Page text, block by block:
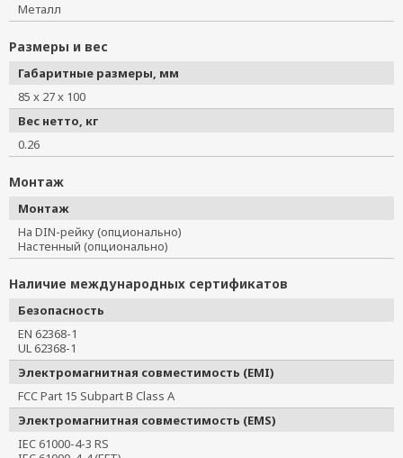
Металл
Размеры и вес
Габаритные размеры, мм
85 x 27 x 100
Вес нетто, кг
0.26
Монтаж
Монтаж
На DIN-рейку (опционально)
Настенный (опционально)
Наличие международных сертификатов
Безопасность
EN 62368-1
UL 62368-1
Электромагнитная совместимость (EMI)
FCC Part 15 Subpart B Class A
Электромагнитная совместимость (EMS)
IEC 61000-4-3 RS